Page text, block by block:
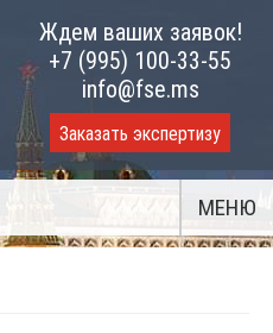
Ждем ваших заявок!
+7 (995) 100-33-55
info@fse.ms
Заказать экспертизу
МЕНЮ